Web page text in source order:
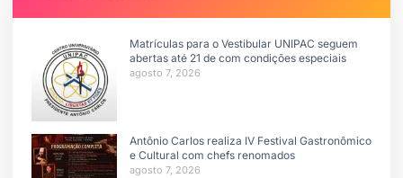
Matrículas para o Vestibular UNIPAC seguem
abertas até 21 de com condições especiais
agosto 7, 2026
Antônio Carlos realiza IV Festival Gastronômico
e Cultural com chefs renomados
agosto 7, 2026